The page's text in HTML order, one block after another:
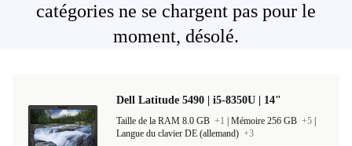
catégories ne se chargent pas pour le
moment, désolé.
Dell Latitude 5490 | i5-8350U | 14"
Taille de la RAM 8.0 GB +1 Mémoire 256 GB +5
Langue du clavier DE (allemand) +3